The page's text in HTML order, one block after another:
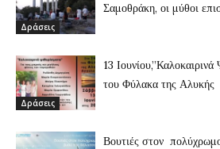
Δράσεις
Σαμοθράκη, οι μύθοι
Δράσεις
13
του Φύλακα της Αλυκής
Βουτιές στον